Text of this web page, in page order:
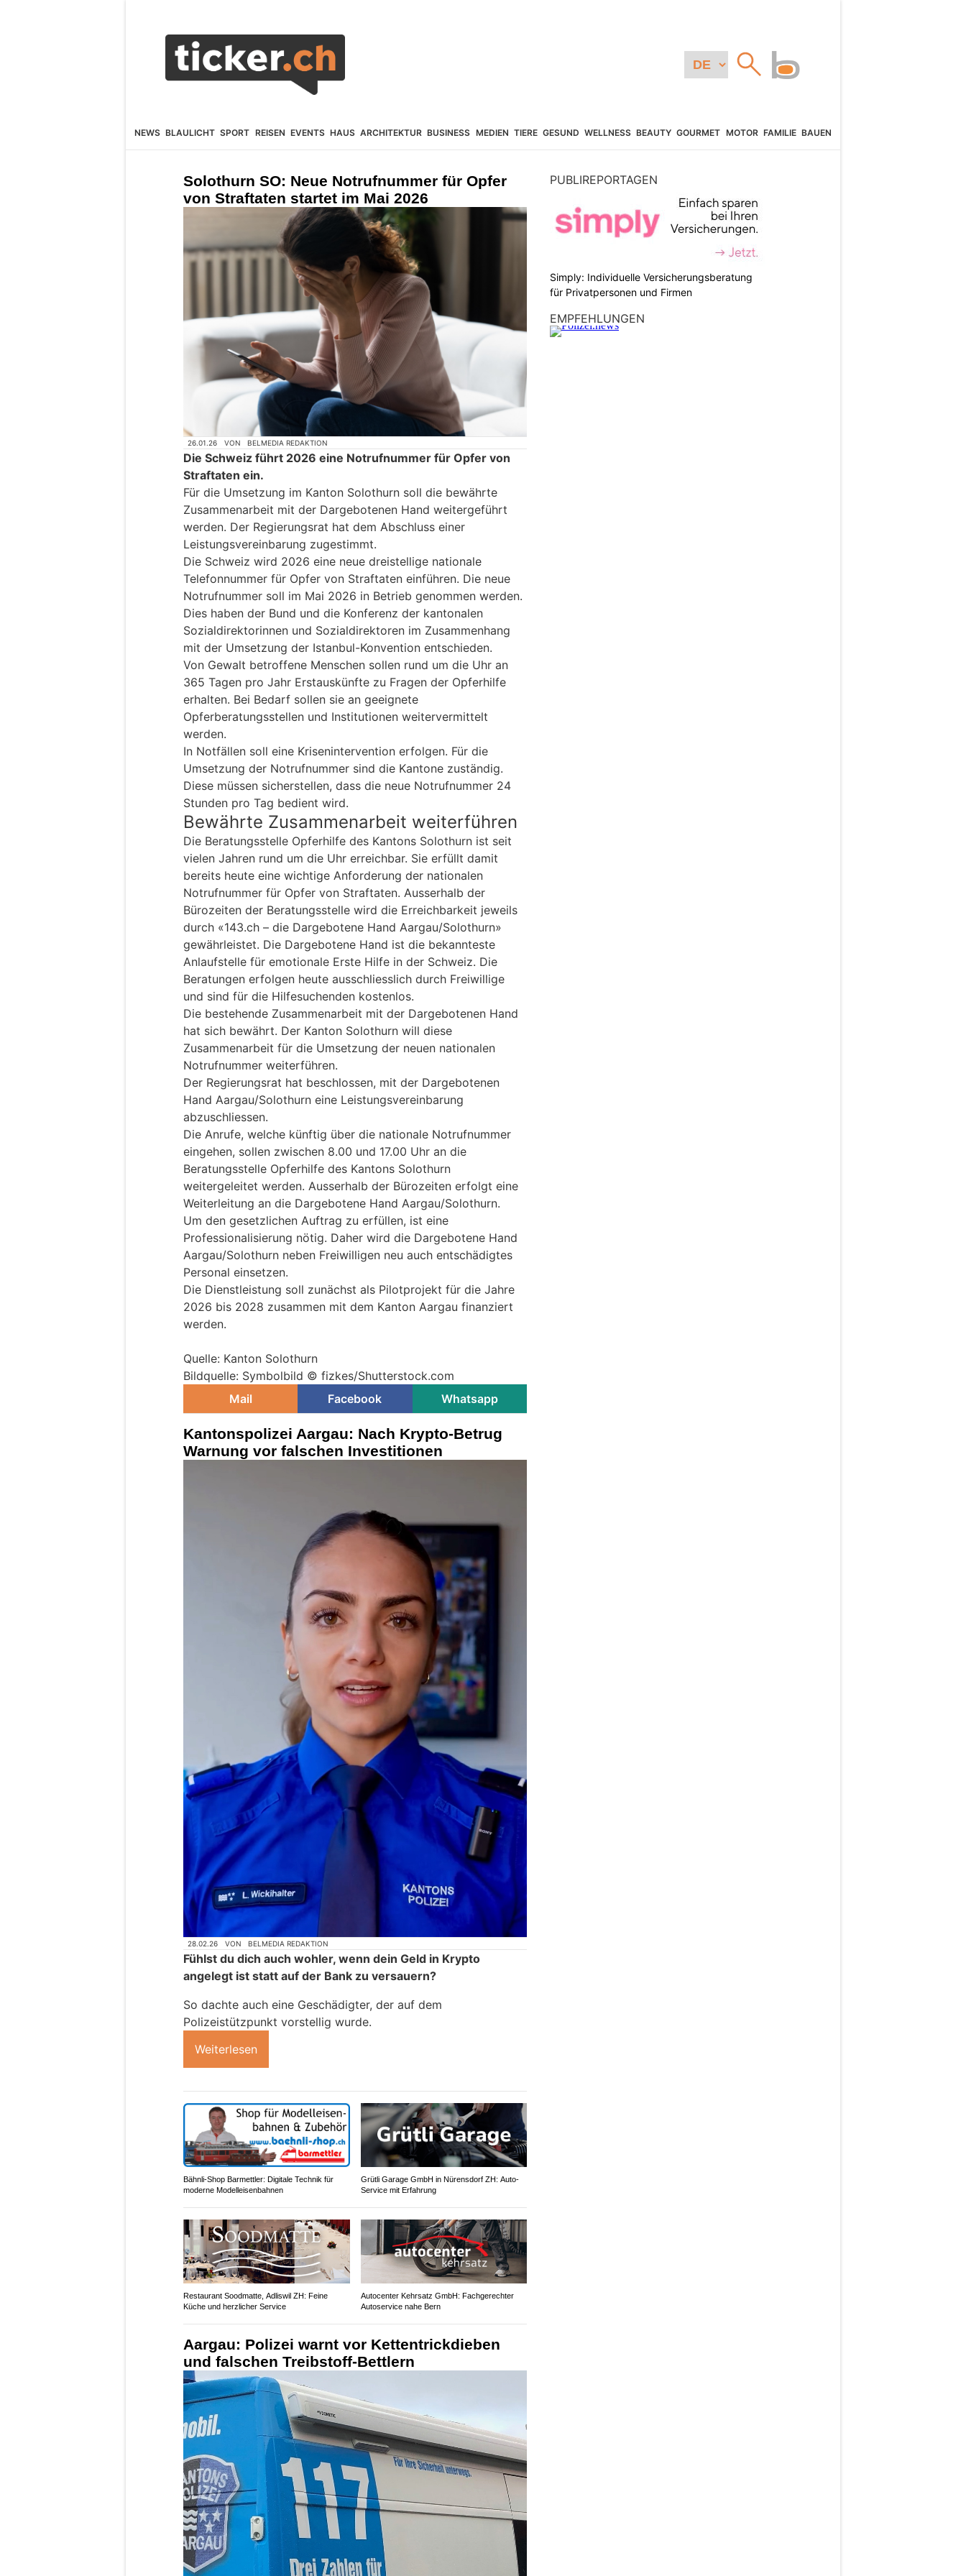
NEWS BLAULICHT SPORT REISEN EVENTS HAUS ARCHITEKTUR BUSINESS MEDIEN TIERE GESUND WELLNESS BEAUTY GOURMET MOTOR FAMILIE BAUEN
Solothurn SO: Neue Notrufnummer für Opfer
von Straftaten startet im Mai 2026
26.01.26 VON BELMEDIA REDAKTION
Die Schweiz führt 2026 eine Notrufnummer für Opfer von
Straftaten ein.
Für die Umsetzung im Kanton Solothurn soll die bewährte
Zusammenarbeit mit der Dargebotenen Hand weitergeführt
werden. Der Regierungsrat hat dem Abschluss einer
Leistungsvereinbarung zugestimmt.
Die Schweiz wird 2026 eine neue dreistellige nationale
Telefonnummer für Opfer von Straftaten einführen. Die neue
Notrufnummer soll im Mai 2026 in Betrieb genommen werden.
Dies haben der Bund und die Konferenz der kantonalen
Sozialdirektorinnen und Sozialdirektoren im Zusammenhang
mit der Umsetzung der Istanbul-Konvention entschieden.
Von Gewalt betroffene Menschen sollen rund um die Uhr an
365 Tagen pro Jahr Erstauskünfte zu Fragen der Opferhilfe
erhalten. Bei Bedarf sollen sie an geeignete
Opferberatungsstellen und Institutionen weitervermittelt
werden.
In Notfällen soll eine Krisenintervention erfolgen. Für die
Umsetzung der Notrufnummer sind die Kantone zuständig.
Diese müssen sicherstellen, dass die neue Notrufnummer 24
Stunden pro Tag bedient wird.
Bewährte Zusammenarbeit weiterführen
Die Beratungsstelle Opferhilfe des Kantons Solothurn ist seit
vielen Jahren rund um die Uhr erreichbar. Sie erfüllt damit
bereits heute eine wichtige Anforderung der nationalen
Notrufnummer für Opfer von Straftaten. Ausserhalb der
Bürozeiten der Beratungsstelle wird die Erreichbarkeit jeweils
durch «143.ch – die Dargebotene Hand Aargau/Solothurn»
gewährleistet. Die Dargebotene Hand ist die bekannteste
Anlaufstelle für emotionale Erste Hilfe in der Schweiz. Die
Beratungen erfolgen heute ausschliesslich durch Freiwillige
und sind für die Hilfesuchenden kostenlos.
Die bestehende Zusammenarbeit mit der Dargebotenen Hand
hat sich bewährt. Der Kanton Solothurn will diese
Zusammenarbeit für die Umsetzung der neuen nationalen
Notrufnummer weiterführen.
Der Regierungsrat hat beschlossen, mit der Dargebotenen
Hand Aargau/Solothurn eine Leistungsvereinbarung
abzuschliessen.
Die Anrufe, welche künftig über die nationale Notrufnummer
eingehen, sollen zwischen 8.00 und 17.00 Uhr an die
Beratungsstelle Opferhilfe des Kantons Solothurn
weitergeleitet werden. Ausserhalb der Bürozeiten erfolgt eine
Weiterleitung an die Dargebotene Hand Aargau/Solothurn.
Um den gesetzlichen Auftrag zu erfüllen, ist eine
Professionalisierung nötig. Daher wird die Dargebotene Hand
Aargau/Solothurn neben Freiwilligen neu auch entschädigtes
Personal einsetzen.
Die Dienstleistung soll zunächst als Pilotprojekt für die Jahre
2026 bis 2028 zusammen mit dem Kanton Aargau finanziert
werden.
Quelle: Kanton Solothurn
Bildquelle: Symbolbild © fizkes/Shutterstock.com
Mail
Facebook Whatsapp
Kantonspolizei Aargau: Nach Krypto-Betrug
Warnung vor falschen Investitionen
28.02.26 VON BELMEDIA REDAKTION
Fühlst du dich auch wohler, wenn dein Geld in Krypto
angelegt ist statt auf der Bank zu versauern?
So dachte auch eine Geschädigter, der auf dem
Polizeistützpunkt vorstellig wurde.
Weiterlesen
Bähnli-Shop Barmettler: Digitale Technik für
moderne Modelleisenbahnen
Grütli Garage GmbH in Nürensdorf ZH: Auto-
Service mit Erfahrung
Restaurant Soodmatte, Adliswil ZH: Feine
Küche und herzlicher Service
Autocenter Kehrsatz GmbH: Fachgerechter
Autoservice nahe Bern
Aargau: Polizei warnt vor Kettentrickdieben
und falschen Treibstoff-Bettlern
PUBLIREPORTAGEN
Simply: Individuelle Versicherungsberatung
für Privatpersonen und Firmen
EMPFEHLUNGEN